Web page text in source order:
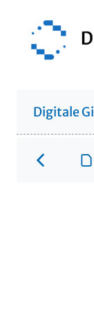
Digitale